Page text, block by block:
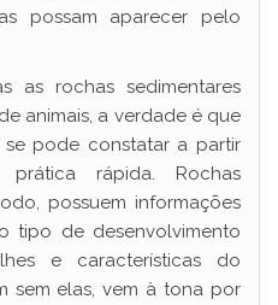
possam aparecer pelo
as rochas sedimentares
animais, a verdade é que
se pode constatar a partir
rápida. Rochas
possuem informações
tipo de desenvolvimento
e características do
sem elas, vem à tona por